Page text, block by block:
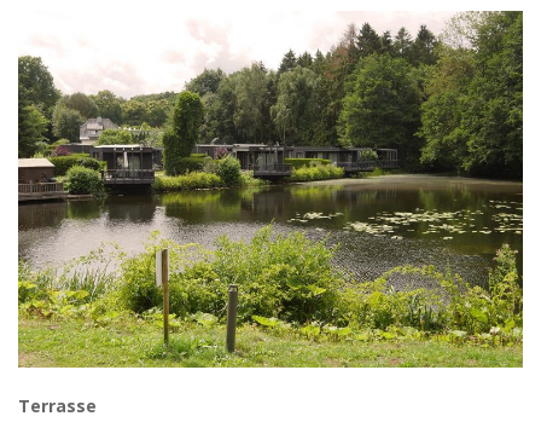
Terrasse